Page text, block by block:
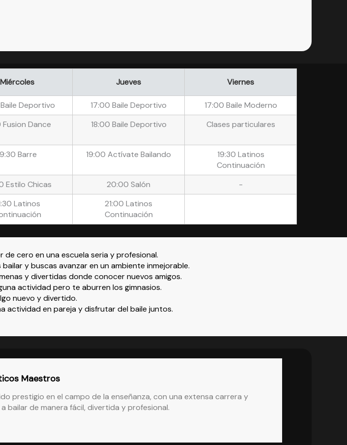
Miércoles Jueves Viernes
Deportivo 17:00 Baile Deportivo
17:00 Baile Moderno
Fusion Dance 18:00 Baile Deportivo Clases particulares
Barre 19:00 Actívate Bailando
19:30 Latinos
Continuación
Estilo Chicas 20:00 Salón
-
Latinos
21:00 Latinos
Continuación
de cero en una escuela seria y profesional.
bailar y buscas avanzar en un ambiente inmejorable.
y divertidas donde conocer nuevos amigos.
actividad pero te aburren los gimnasios.
nuevo y divertido.
actividad en pareja y disfrutar del baile juntos.
Maestros
prestigio en el campo de la enseñanza, con una extensa carrera y
bailar de manera fácil, divertida y profesional.